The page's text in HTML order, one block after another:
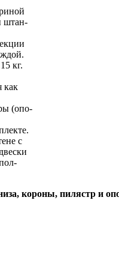
штан-
кг.
как
(опо-
с
короны, пилястр и